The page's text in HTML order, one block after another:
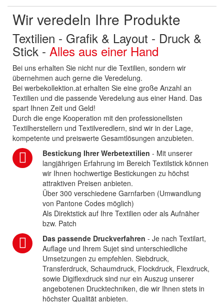
Wir veredeln Ihre Produkte
Textilien - Grafik & Layout - Druck &
Stick - Alles aus einer Hand
Bei uns erhalten Sie nicht nur die Textilien, sondern wir
übernehmen auch gerne die Veredelung.
Bei werbekollektion.at erhalten Sie eine große Anzahl an
Textilien und die passende Veredelung aus einer Hand. Das
spart Ihnen Zeit und Geld!
Durch die enge Kooperation mit den professionellsten
Textilherstellern und Textilveredlern, sind wir in der Lage,
kompetente und preiswerte Gesamtlösungen anzubieten.
Bestickung Ihrer Werbetextilien - Mit unserer
langjährigen Erfahrung im Bereich Textilstick können
wir Ihnen hochwertige Bestickungen zu höchst
attraktiven Preisen anbieten.
Über 300 verschiedene Garnfarben (Umwandlung
von Pantone Codes möglich)
Als Direktstick auf Ihre Textilien oder als Aufnäher
bzw. Patch
Das passende Druckverfahren - Je nach Textilart,
Auflage und Ihrem Sujet sind unterschiedliche
Umsetzungen zu empfehlen. Siebdruck,
Transferdruck, Schaumdruck, Flockdruck, Flexdruck,
sowie Digiflexdruck sind nur ein Auszug unserer
angebotenen Drucktechniken, die wir Ihnen stets in
höchster Qualität anbieten.